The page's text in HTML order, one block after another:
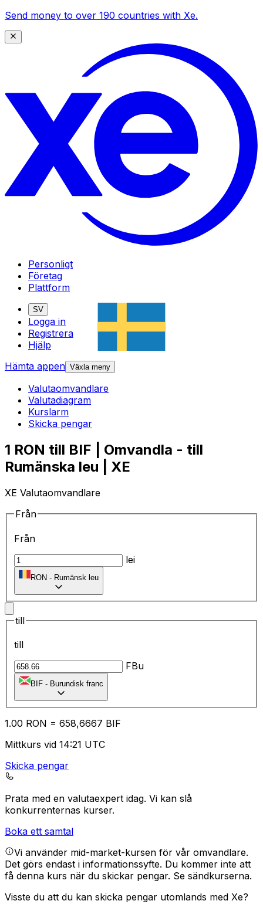
Send money to over 190 countries with Xe.
Personligt
Företag
Plattform
SV
Logga in
Registrera
Hjälp
Hämta appen Växla meny
Valutaomvandlare
Valutadiagram
Kurslarm
Skicka pengar
1 RON till BIF | Omvandla - till
Rumänska leu | XE
XE Valutaomvandlare
Från
Från
lei
RON - Rumänsk leu
till
till
FBu
BIF - Burundisk franc
1.00 RON = 658,6667 BIF
Mittkurs vid 14:21 UTC
Skicka pengar
Prata med en valutaexpert idag. Vi kan slå
konkurrenternas kurser.
Boka ett samtal
Vi använder mid-market-kursen för vår omvandlare.
Det görs endast i informationssyfte. Du kommer inte att
få denna kurs när du skickar pengar. Se sändkurserna.
Visste du att du kan skicka pengar utomlands med Xe?